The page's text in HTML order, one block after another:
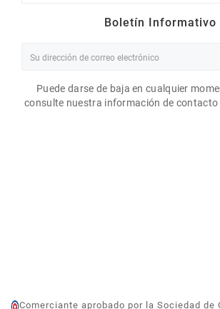
DIÁMETRO 30 MM
Boletín Informativo
Puede darse de baja en cualquier
consulte nuestra información de contacto
Comerciante aprobado por la Sociedad de